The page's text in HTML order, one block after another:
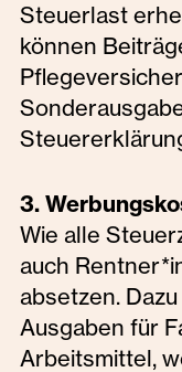
Steuerlast
können
3.
Wie alle
auch
absetzen.
Ausgaben für
Arbeitsmittel,